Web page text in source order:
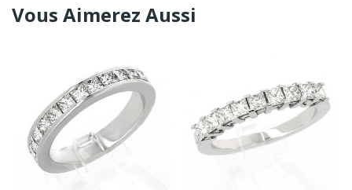
Vous Aimerez Aussi